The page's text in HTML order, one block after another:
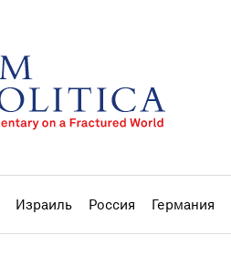
Израиль Россия Германия